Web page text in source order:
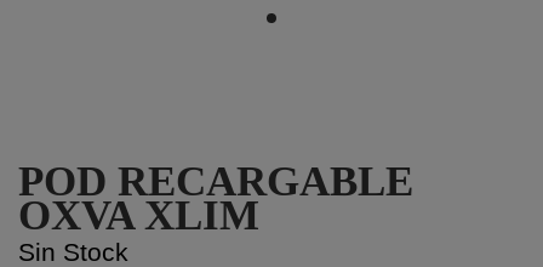
POD RECARGABLE
OXVA XLIM
Sin Stock